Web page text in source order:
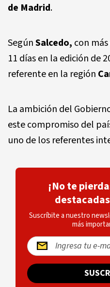
de Madrid.
SegúnSalcedo, con
11 días en la edición de
referente en la región
La ambición del
este compromiso del
uno de los referentes
¡No te
Suscríbite a nuestro
más